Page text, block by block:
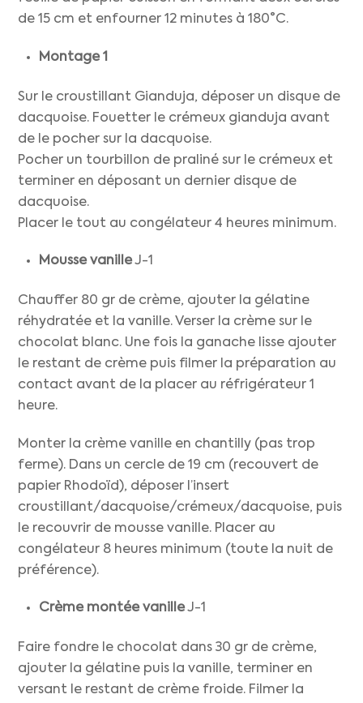
de 15 cm et enfourner 12 minutes à 180°C.
Montage 1
Sur le croustillant Gianduja, déposer un disque de
dacquoise. Fouetter le crémeux gianduja avant
de le pocher sur la dacquoise.
Pocher un tourbillon de praliné sur le crémeux et
terminer en déposant un dernier disque de
dacquoise.
Placer le tout au congélateur 4 heures minimum.
Mousse vanilleJ-1
Chauffer 80 gr de crème, ajouter la gélatine
réhydratée et la vanille. Verser la crème sur le
chocolat blanc. Une fois la ganache lisse ajouter
le restant de crème puis filmer la préparation au
contact avant de la placer au réfrigérateur 1
heure.
Monter la crème vanille en chantilly (pas trop
ferme). Dans un cercle de 19 cm (recouvert de
papier Rhodoïd), déposer l’insert
croustillant/dacquoise/crémeux/dacquoise, puis
le recouvrir de mousse vanille. Placer au
congélateur 8 heures minimum (toute la nuit de
préférence).
Crème montée vanilleJ-1
Faire fondre le chocolat dans 30 gr de crème,
ajouter la gélatine puis la vanille, terminer en
versant le restant de crème froide. Filmer la